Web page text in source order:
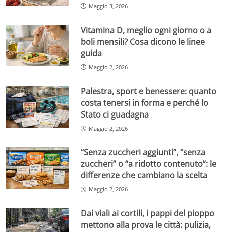
Maggio 3, 2026
Vitamina D, meglio ogni giorno o a
boli mensili? Cosa dicono le linee
guida
Maggio 2, 2026
Palestra, sport e benessere: quanto
costa tenersi in forma e perché lo
Stato ci guadagna
Maggio 2, 2026
“Senza zuccheri aggiunti”, “senza
zuccheri” o “a ridotto contenuto”: le
differenze che cambiano la scelta
Maggio 2, 2026
Dai viali ai cortili, i pappi del pioppo
mettono alla prova le città: pulizia,